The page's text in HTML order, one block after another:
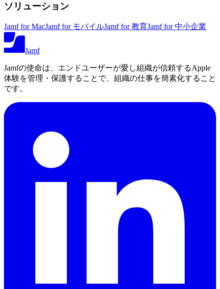
ソリューション
Jamf for MacJamf for モバイルJamf for 教育Jamf for 中小企業
Jamf
Jamfの使命は、エンドユーザーが愛し組織が信頼するApple
体験を管理・保護することで、組織の仕事を簡素化すること
です。